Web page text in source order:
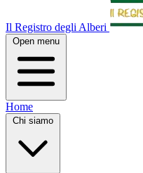
Il Registro degli Alberi
Open menu
Home
Chi siamo